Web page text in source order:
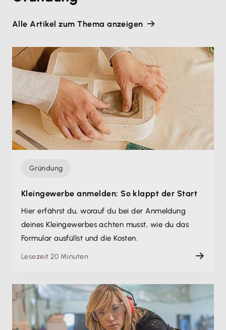
Alle Artikel zum Thema anzeigen
Gründung
Kleingewerbe anmelden: So klappt der Start
Hier erfährst du, worauf du bei der Anmeldung
deines Kleingewerbes achten musst, wie du das
Formular ausfüllst und die Kosten.
Lesezeit 20 Minuten